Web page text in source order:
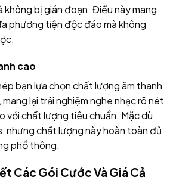
không bị gián đoạn. Điều này mang
phương tiện độc đáo mà không
cao
bạn lựa chọn chất lượng âm thanh
lại trải nghiệm nghe nhạc rõ nét
với chất lượng tiêu chuẩn. Mặc dù
nhưng chất lượng này hoàn toàn đủ
phổ thông.
Các Gói Cước Và Giá Cả